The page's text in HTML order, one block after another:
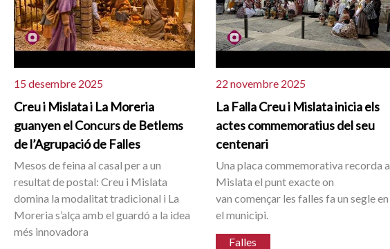
15 desembre 2025
Creu i Mislata i La Moreria
guanyen el Concurs de Betlems
de l’Agrupació de Falles
Mesos de feina al casal per a un
resultat de postal: Creu i Mislata
domina la modalitat tradicional i La
Moreria s’alça amb el guardó a la idea
més innovadora
22 novembre 2025
La Falla Creu i Mislata inicia els
actes commemoratius del seu
centenari
Una placa commemorativa recorda a
Mislata el punt exacte on
van començar les falles fa un segle en
el municipi.
Falles